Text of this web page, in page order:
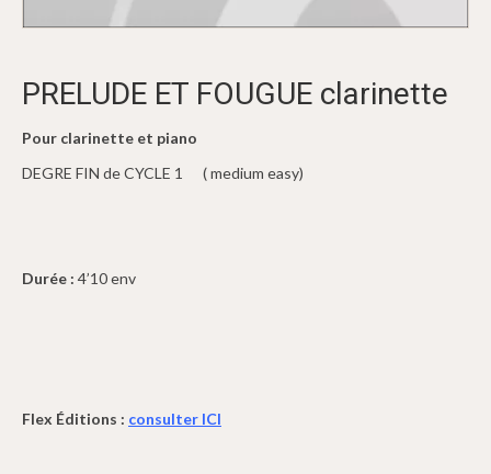
PRELUDE ET FOUGUE clarinette
Pour clarinette et piano
DEGRE FIN de CYCLE 1 ( medium easy)
Durée : 4’10 env
Flex Éditions : consulter ICI